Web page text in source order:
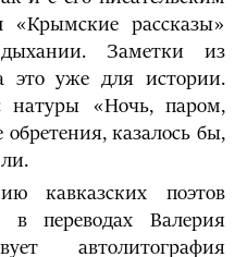
«Крымские рассказы»
Заметки из
это уже для истории.
натуры «Ночь, паром,
казалось бы,
кавказских поэтов
переводах Валерия
автолитография